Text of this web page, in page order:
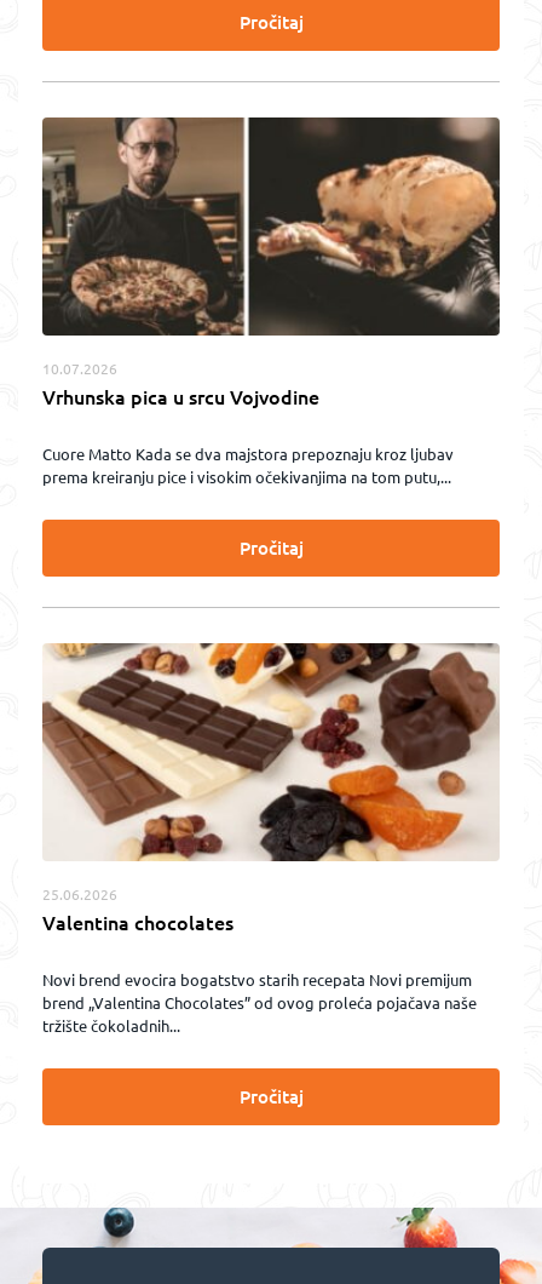
Pročitaj
10.07.2026
Vrhunska pica u srcu Vojvodine
Cuore Matto Kada se dva majstora prepoznaju kroz ljubav
prema kreiranju pice i visokim očekivanjima na tom putu,...
Pročitaj
25.06.2026
Valentina chocolates
Novi brend evocira bogatstvo starih recepata Novi premijum
brend „Valentina Chocolates” od ovog proleća pojačava naše
tržište čokoladnih...
Pročitaj